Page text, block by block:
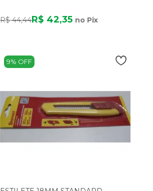
R$ 44,44R$ 42,35 no Pix
9% OFF